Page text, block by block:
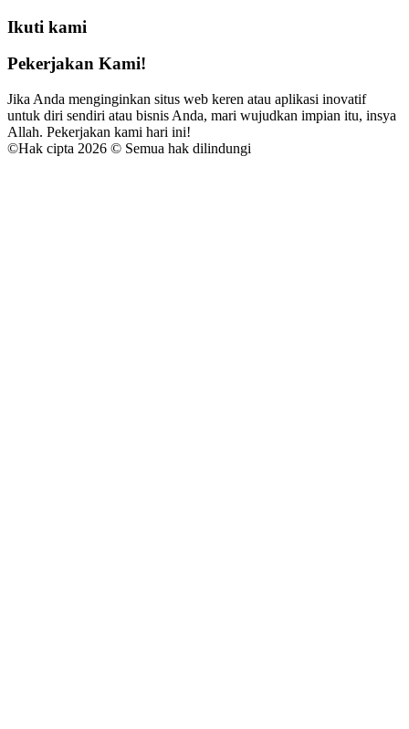
Ikuti kami
Pekerjakan Kami!
Jika Anda menginginkan situs web keren atau aplikasi inovatif
untuk diri sendiri atau bisnis Anda, mari wujudkan impian itu, insya
Allah. Pekerjakan kami hari ini!
©Hak cipta 2026 © Semua hak dilindungi